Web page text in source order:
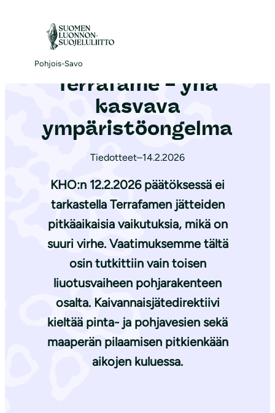
Pohjois-Savo
Etusivu|Ajankohtaista
Terrafame – yhä
kasvava
ympäristöongelma
Tiedotteet–14.2.2026
KHO:n 12.2.2026 päätöksessä ei
tarkastella Terrafamen jätteiden
pitkäaikaisia vaikutuksia, mikä on
suuri virhe. Vaatimuksemme tältä
osin tutkittiin vain toisen
liuotusvaiheen pohjarakenteen
osalta. Kaivannaisjätedirektiivi
kieltää pinta- ja pohjavesien sekä
maaperän pilaamisen pitkienkään
aikojen kuluessa.